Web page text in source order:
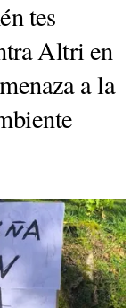
tes
Altri en
a la